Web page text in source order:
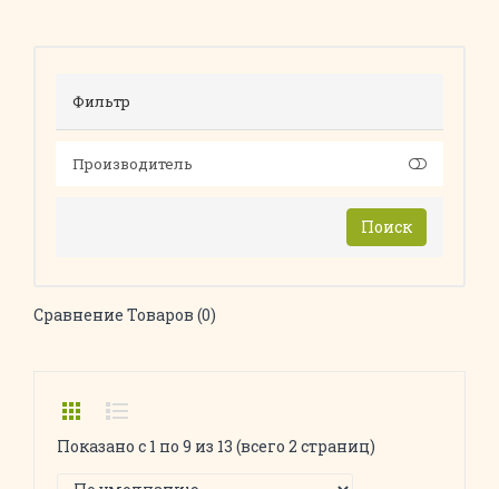
Фильтр
Производитель
Поиск
Сравнение Товаров (0)
Показано с 1 по 9 из 13 (всего 2 страниц)